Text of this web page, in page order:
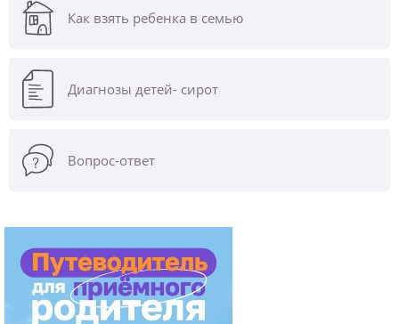
Как взять ребенка в семью
Диагнозы детей- сирот
Вопрос-ответ